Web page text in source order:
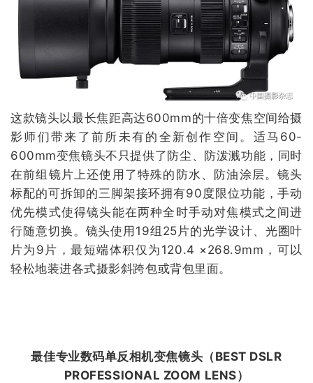
这款镜头以最长焦距高达600mm的十倍变焦空间给摄
影师们带来了前所未有的全新创作空间。适马60-
600mm变焦镜头不只提供了防尘、防泼溅功能，同时
在前组镜片上还使用了特殊的防水、防油涂层。镜头
标配的可拆卸的三脚架接环拥有90度限位功能，手动
优先模式使得镜头能在两种全时手动对焦模式之间进
行随意切换。镜头使用19组25片的光学设计、光圈叶
片为9片，最短端体积仅为120.4 ×268.9mm，可以
轻松地装进各式摄影斜跨包或背包里面。
最佳专业数码单反相机变焦镜头（ BEST DSLR
PROFESSIONAL ZOOM LENS）